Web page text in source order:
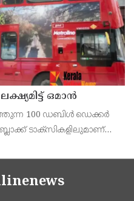
ഒമാന്‍
100 ഡബിള്‍ ഡെക്കര്‍
ടാക്‌സികളിലുമാണ്